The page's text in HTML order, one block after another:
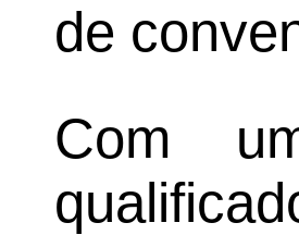
de
Com